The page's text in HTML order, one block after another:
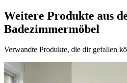
Weitere Produkte aus
Badezimmermöbel
Verwandte Produkte, die dir gefallen